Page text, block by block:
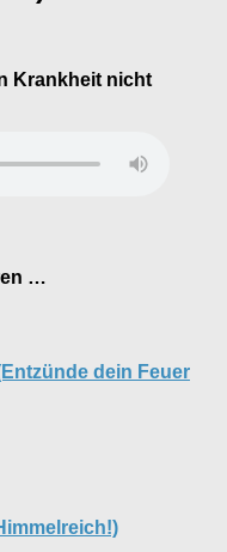
Krankheit nicht
…
dein Feuer